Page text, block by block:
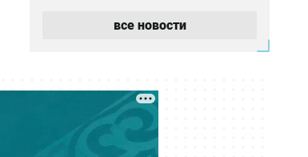
как развивается резонансное дело
все новости